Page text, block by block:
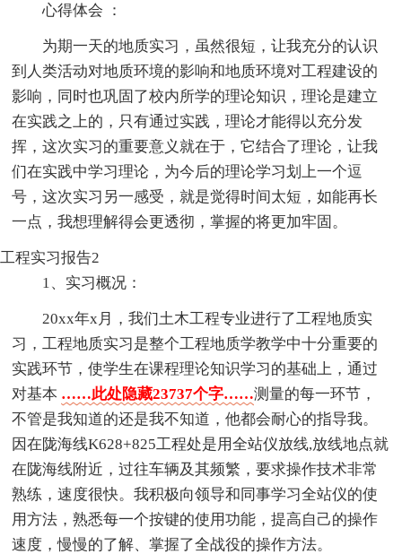
心得体会 ：
为期一天的地质实习，虽然很短，让我充分的认识
到人类活动对地质环境的影响和地质环境对工程建设的
影响，同时也巩固了校内所学的理论知识，理论是建立
在实践之上的，只有通过实践，理论才能得以充分发
挥，这次实习的重要意义就在于，它结合了理论，让我
们在实践中学习理论，为今后的理论学习划上一个逗
号，这次实习另一感受，就是觉得时间太短，如能再长
一点，我想理解得会更透彻，掌握的将更加牢固。
工程实习报告2
1、实习概况：
20xx年x月，我们土木工程专业进行了工程地质实
习，工程地质实习是整个工程地质学教学中十分重要的
实践环节，使学生在课程理论知识学习的基础上，通过
对基本 ……此处隐藏23737个字……测量的每一环节，
不管是我知道的还是我不知道，他都会耐心的指导我。
因在陇海线K628+825工程处是用全站仪放线,放线地点就
在陇海线附近，过往车辆及其频繁，要求操作技术非常
熟练，速度很快。我积极向领导和同事学习全站仪的使
用方法，熟悉每一个按键的使用功能，提高自己的操作
速度，慢慢的了解、掌握了全战役的操作方法。